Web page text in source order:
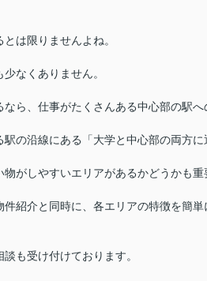
は限りませんよね。
なくありません。
ら、仕事がたくさんある中心部の駅へ
の沿線にある「大学と中心部の両方
がしやすいエリアがあるかどうかも重
紹介と同時に、各エリアの特徴を簡単
も受け付けております。